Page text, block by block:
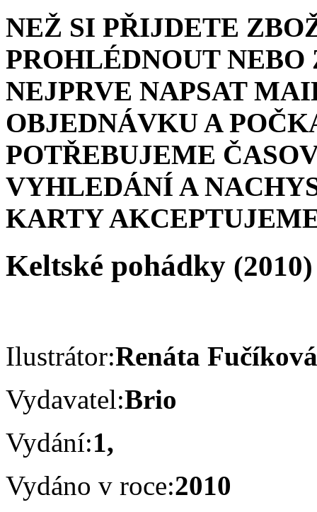
NEŽ SI PŘIJDETE
PROHLÉDNOUT
NEJPRVE NAPSAT
OBJEDNÁVKU A
POTŘEBUJEME
VYHLEDÁNÍ A
KARTY
Keltské pohádky (2010)
Ilustrátor:Renáta
Vydavatel:Brio
Vydání:1,
Vydáno v roce:2010